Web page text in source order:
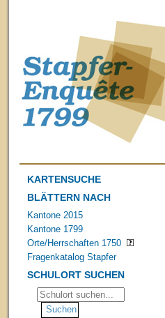
KARTENSUCHE
BLÄTTERN NACH
Kantone 2015
Kantone 1799
Orte/Herrschaften 1750
Fragenkatalog Stapfer
SCHULORT SUCHEN